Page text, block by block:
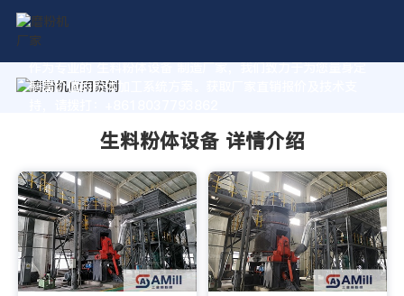
作为专业的 生料粉体设备 制造厂家，我们致力于为您量身定
制高价值的粉体加工系统方案。获取厂家直销报价及技术支
生料粉体设备 详情介绍